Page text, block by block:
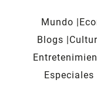
Mundo
Blogs